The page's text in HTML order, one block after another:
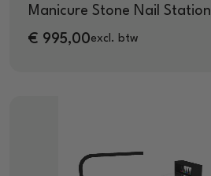
Manicure Stone Nail Station
€ 995,00excl. btw